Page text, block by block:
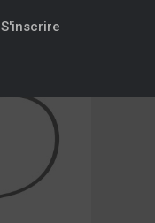
S'inscrire